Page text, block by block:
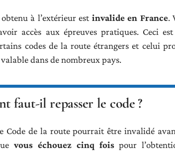
à l’extérieur est invalide en France.
accès aux épreuves pratiques. Ceci
codes de la route étrangers et celui
valable dans de nombreux pays.
faut-il repasser le code ?
Code de la route pourrait être invalidé
vous échouez cinq foispour